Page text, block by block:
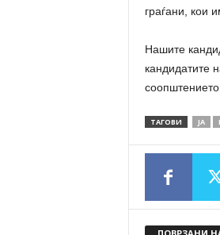
граѓани, кои
Нашите
кандидатите
ТАГОВИ ЈА